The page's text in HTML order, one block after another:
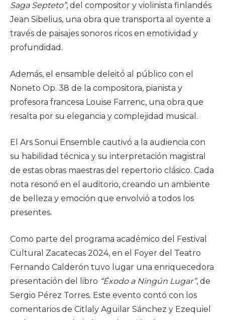
Saga Septeto”, del compositor y violinista finlandés
Jean Sibelius, una obra que transporta al oyente a
través de paisajes sonoros ricos en emotividad y
profundidad.
Además, el ensamble deleitó al público con el
Noneto Op. 38 de la compositora, pianista y
profesora francesa Louise Farrenc, una obra que
resalta por su elegancia y complejidad musical.
El Ars Sonui Ensemble cautivó a la audiencia con
su habilidad técnica y su interpretación magistral
de estas obras maestras del repertorio clásico. Cada
nota resonó en el auditorio, creando un ambiente
de belleza y emoción que envolvió a todos los
presentes.
Como parte del programa académico del Festival
Cultural Zacatecas 2024, en el Foyer del Teatro
Fernando Calderón tuvo lugar una enriquecedora
presentación del libro “Éxodo a Ningún Lugar”, de
Sergio Pérez Torres. Este evento contó con los
comentarios de Citlaly Aguilar Sánchez y Ezequiel